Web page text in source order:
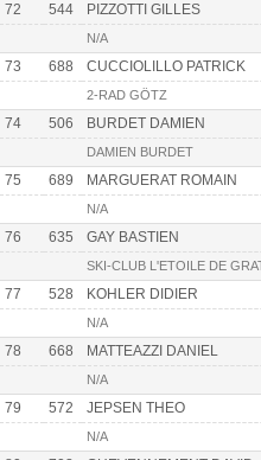
72 544 PIZZOTTI GILLES
N/A
73 688 CUCCIOLILLO PATRICK
2-RAD GÖTZ
74 506 BURDET DAMIEN
DAMIEN BURDET
75 689 MARGUERAT ROMAIN
N/A
76 635 GAY BASTIEN
SKI-CLUB L'ETOILE DE
77 528 KOHLER DIDIER
N/A
78 668 MATTEAZZI DANIEL
N/A
79 572 JEPSEN THEO
N/A